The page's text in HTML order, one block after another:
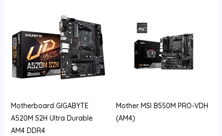
Motherboard GIGABYTE
A520M S2H Ultra Durable
AM4 DDR4
Mother MSI B550M PRO-VDH
(AM4)